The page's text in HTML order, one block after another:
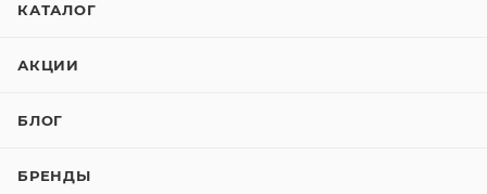
КАТАЛОГ
АКЦИИ
БЛОГ
БРЕНДЫ